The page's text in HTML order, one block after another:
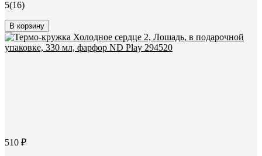
5(16)
В корзину
510 ₽